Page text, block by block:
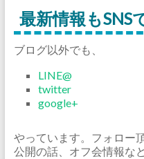
最新情報もSNS
ブログ以外でも、
LINE@
twitter
google+
やっています。フォロー
公開の話、オフ会情報な